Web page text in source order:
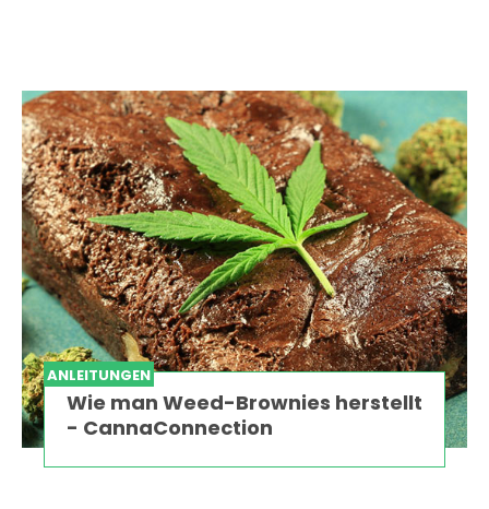
ANLEITUNGEN
Wie man Weed-Brownies herstellt
- CannaConnection